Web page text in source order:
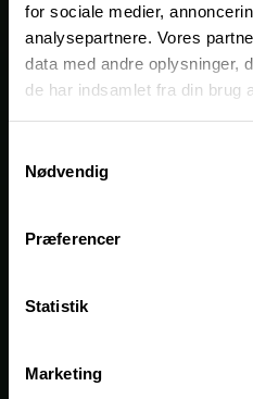
for sociale medier,
analysepartnere. Vores
data med andre oplysninger,
de har indsamlet fra din brug
Nødvendig
Præferencer
Statistik
Marketing
Innovative
that make
simple